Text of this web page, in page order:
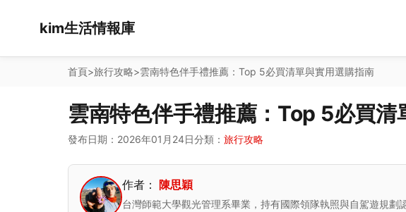
kim生活情報庫
首頁>旅行攻略>雲南特色伴手禮推薦：Top 5必買清單與實用選購指南
雲南特色伴手禮推薦：Top 5必買清
發布日期：2026年01月24日分類： 旅行攻略
作者： 陳思穎
台灣師範大學觀光管理系畢業，持有國際領隊執照與自駕遊規